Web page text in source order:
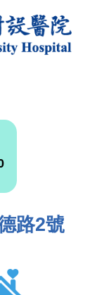
路2號